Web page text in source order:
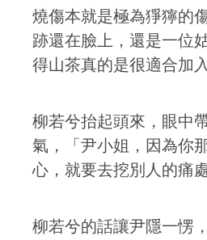
燒傷本就是極為猙獰的
跡還在臉上，還是一位
得山茶真的是很適合加
柳若兮抬起頭來，眼中
氣，「尹小姐，因為你
心，就要去挖別人的痛處
柳若兮的話讓尹隱一愣